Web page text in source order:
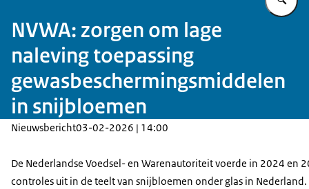
NVWA: zorgen om lage
naleving toepassing
gewasbeschermingsmiddelen
in snijbloemen
Nieuwsbericht03-02-2026 | 14:00
De Nederlandse Voedsel- en Warenautoriteit voerde in 2024 en
controles uit in de teelt van snijbloemen onder glas in